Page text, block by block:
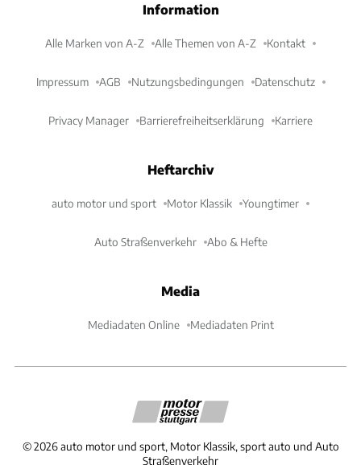
Information
Alle Marken von A-Z Alle Themen von A-Z Kontakt
Impressum AGB Nutzungsbedingungen Datenschutz
Privacy Manager Barrierefreiheitserklärung Karriere
Heftarchiv
auto motor und sport Motor Klassik Youngtimer
Auto Straßenverkehr Abo & Hefte
Media
Mediadaten Online Mediadaten Print
©2026 auto motor und sport, Motor Klassik, sport auto und Auto
Straßenverkehr